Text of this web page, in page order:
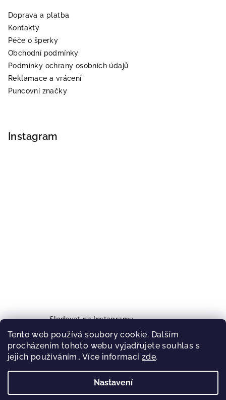
Tento web používá soubory cookie. Dalším
procházením tohoto webu vyjadřujete souhlas s
jejich používáním.. Více informací zde.
Nastavení
Doprava a platba
Kontakty
Péče o šperky
Obchodní podmínky
Podmínky ochrany osobních údajů
Reklamace a vrácení
Puncovní značky
Instagram
Sledovat na Instagramu
Facebook